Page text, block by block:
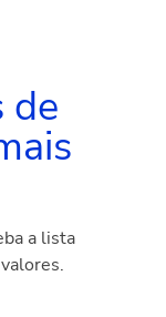
de
a lista